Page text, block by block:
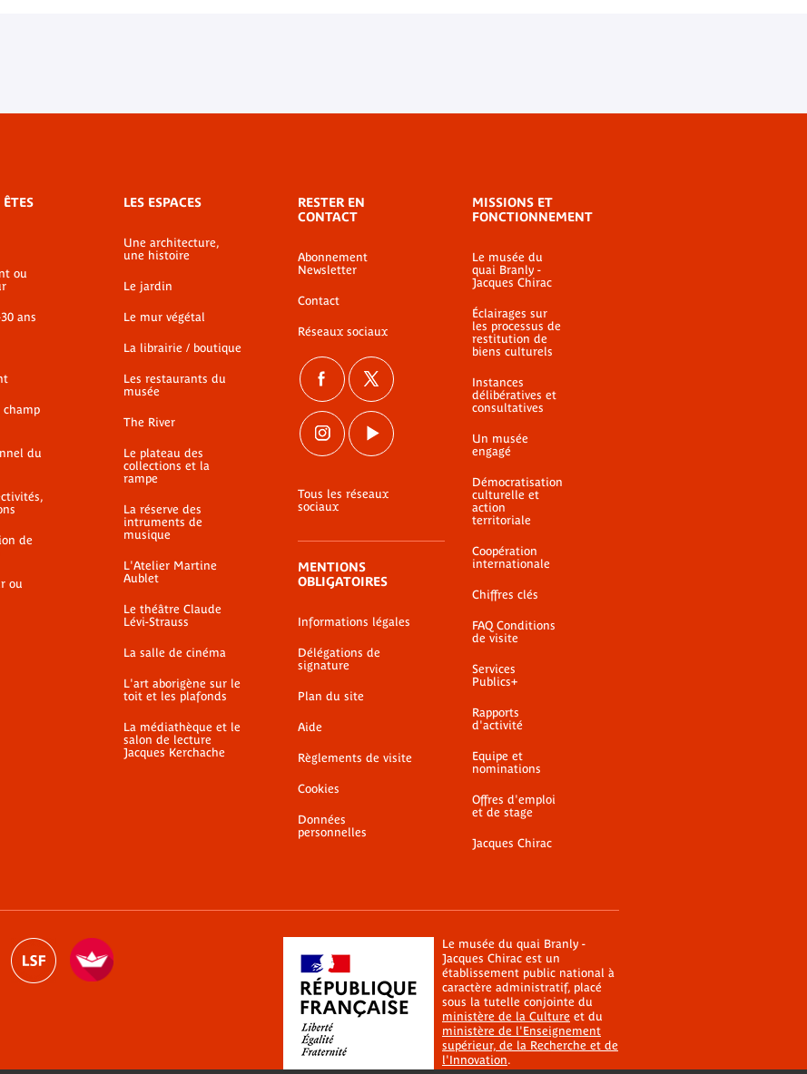
ou
ans
champ
du
de
ou
LES ESPACES
Une architecture,
une histoire
Le jardin
Le mur végétal
La librairie / boutique
Les restaurants du
musée
The River
Le plateau des
collections et la
rampe
La réserve des
intruments de
musique
L'Atelier Martine
Aublet
Le théâtre Claude
Lévi-Strauss
La salle de cinéma
L'art aborigène sur le
toit et les plafonds
La médiathèque et le
salon de lecture
Jacques Kerchache
RESTER EN
CONTACT
Abonnement
Newsletter
Contact
Réseaux sociaux
Tous les réseaux
sociaux
MENTIONS
OBLIGATOIRES
Informations légales
Délégations de
signature
Plan du site
Aide
Règlements de visite
Cookies
Données
personnelles
MISSIONS ET
FONCTIONNEMENT
Le musée du
quai Branly -
Jacques Chirac
Éclairages sur
les processus de
restitution de
biens culturels
Instances
délibératives et
consultatives
Un musée
engagé
Démocratisation
culturelle et
action
territoriale
Coopération
internationale
Chiffres clés
FAQ Conditions
de visite
Services
Publics+
Rapports
d'activité
Equipe et
nominations
Offres d'emploi
et de stage
Jacques Chirac
Le musée du quai Branly -
Jacques Chirac est un
établissement public national à
caractère administratif, placé
sous la tutelle conjointe du
ministère de la Culture et du
ministère de l'Enseignement
supérieur, de la Recherche et de
l'Innovation.